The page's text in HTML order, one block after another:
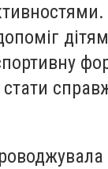
стати